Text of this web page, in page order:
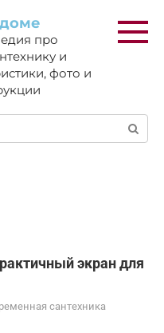
про
и
фото и
экран для
сантехника